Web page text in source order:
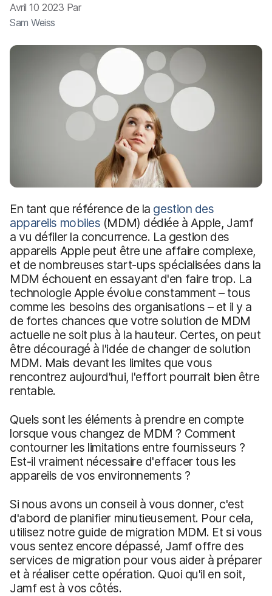
a
l
Avril 10 2023 Par
Sam Weiss
En tant que référence de la gestion des
appareils mobiles (MDM) dédiée à Apple, Jamf
a vu défiler la concurrence. La gestion des
appareils Apple peut être une affaire complexe,
et de nombreuses start-ups spécialisées dans la
MDM échouent en essayant d'en faire trop. La
technologie Apple évolue constamment – tous
comme les besoins des organisations – et il y a
de fortes chances que votre solution de MDM
actuelle ne soit plus à la hauteur. Certes, on peut
être découragé à l'idée de changer de solution
MDM. Mais devant les limites que vous
rencontrez aujourd'hui, l'effort pourrait bien être
rentable.
Quels sont les éléments à prendre en compte
lorsque vous changez de MDM ? Comment
contourner les limitations entre fournisseurs ?
Est-il vraiment nécessaire d'effacer tous les
appareils de vos environnements ?
Si nous avons un conseil à vous donner, c'est
d'abord de planifier minutieusement. Pour cela,
utilisez notre guide de migration MDM. Et si vous
vous sentez encore dépassé, Jamf offre des
services de migration pour vous aider à préparer
et à réaliser cette opération. Quoi qu'il en soit,
Jamf est à vos côtés.